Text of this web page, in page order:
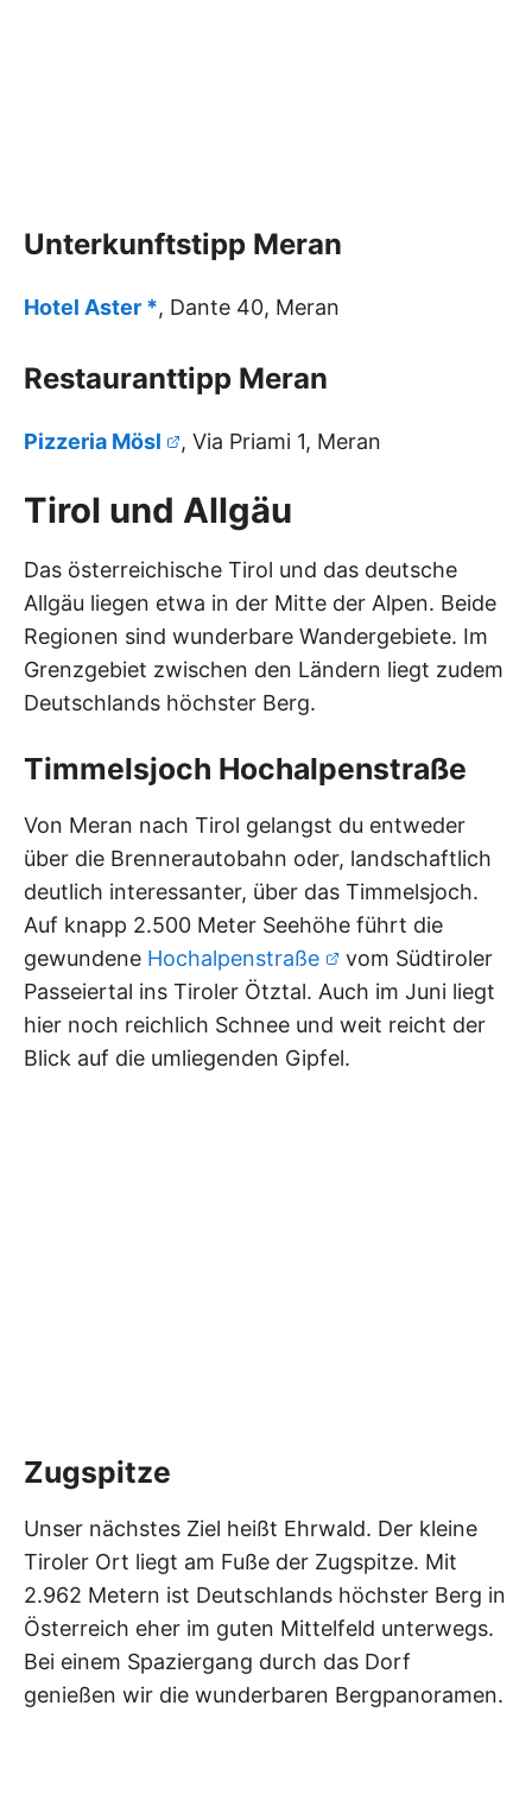
Unterkunftstipp Meran
Hotel Aster *, Dante 40, Meran
Restauranttipp Meran
Pizzeria Mösl , Via Priami 1, Meran
Tirol und Allgäu
Das österreichische Tirol und das deutsche
Allgäu liegen etwa in der Mitte der Alpen. Beide
Regionen sind wunderbare Wandergebiete. Im
Grenzgebiet zwischen den Ländern liegt zudem
Deutschlands höchster Berg.
Timmelsjoch Hochalpenstraße
Von Meran nach Tirol gelangst du entweder
über die Brennerautobahn oder, landschaftlich
deutlich interessanter, über das Timmelsjoch.
Auf knapp 2.500 Meter Seehöhe führt die
gewundene Hochalpenstraße
vom Südtiroler
Passeiertal ins Tiroler Ötztal. Auch im Juni liegt
hier noch reichlich Schnee und weit reicht der
Blick auf die umliegenden Gipfel.
Zugspitze
Unser nächstes Ziel heißt Ehrwald. Der kleine
Tiroler Ort liegt am Fuße der Zugspitze. Mit
2.962 Metern ist Deutschlands höchster Berg in
Österreich eher im guten Mittelfeld unterwegs.
Bei einem Spaziergang durch das Dorf
genießen wir die wunderbaren Bergpanoramen.